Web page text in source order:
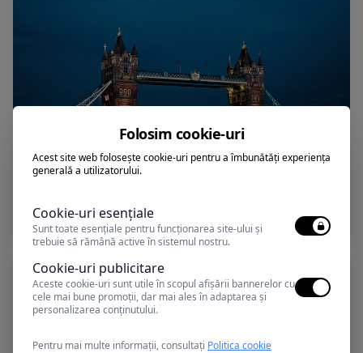
Neptun, Romania
Folosim cookie-uri
Acest site web folosește cookie-uri pentru a îmbunătăți experiența
generală a utilizatorului.
Cookie-uri esențiale
Sunt toate esențiale pentru funcționarea site-ului și
trebuie să rămână active în sistemul nostru.
Cookie-uri publicitare
Aceste cookie-uri sunt utile în scopul afișării bannerelor cu
cele mai bune promoții, dar mai ales în adaptarea și
personalizarea conținutului.
Pentru mai multe informații, consultați Politica cookie